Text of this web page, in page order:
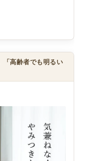
高齢者でも明るい